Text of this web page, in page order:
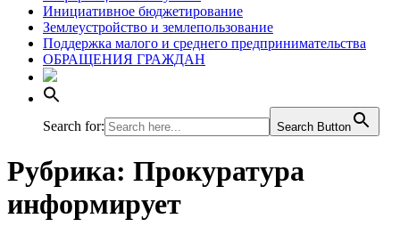
Инициативное бюджетирование
Землеустройство и землепользование
Поддержка малого и среднего предпринимательства
ОБРАЩЕНИЯ ГРАЖДАН
Search for: Search Button
Рубрика: Прокуратура
информирует